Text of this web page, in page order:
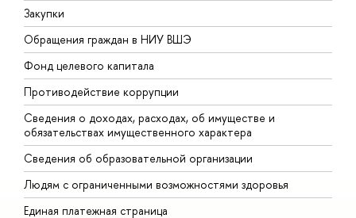
Закупки
Обращения граждан в НИУ ВШЭ
Фонд целевого капитала
Противодействие коррупции
Сведения о доходах, расходах, об имуществе и
обязательствах имущественного характера
Сведения об образовательной организации
Людям с ограниченными возможностями здоровья
Единая платежная страница